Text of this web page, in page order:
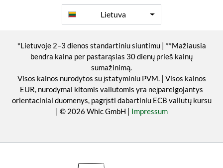
Lietuva
*Lietuvoje 2–3 dienos standartiniu siuntimu | **Mažiausia
bendra kaina per pastarąsias 30 dienų prieš kainų
sumažinimą.
Visos kainos nurodytos su įstatyminiu PVM. | Visos kainos
EUR, nurodymai kitomis valiutomis yra neįpareigojantys
orientaciniai duomenys, pagrįsti dabartiniu ECB valiutų kursu
| © 2026 Whic GmbH | Impressum